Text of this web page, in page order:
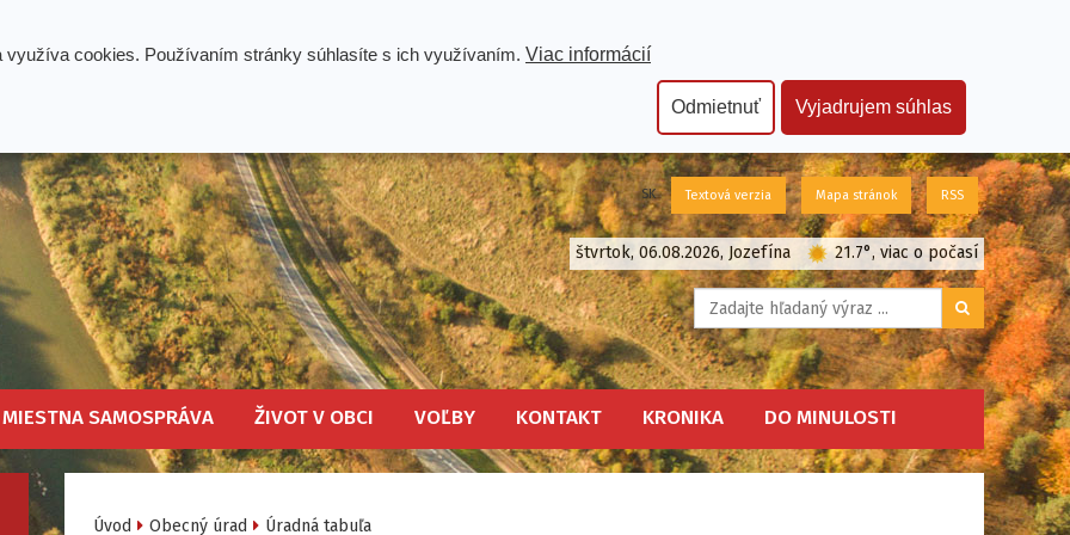
využíva cookies. Používaním stránky súhlasíte s ich využívaním. Viac informácií
Odmietnuť Vyjadrujem súhlas
SK Textová verzia Mapa stránok RSS
štvrtok, 06.08.2026, Jozefína 21.7°, viac o počasí
MIESTNA SAMOSPRÁVA ŽIVOT V OBCI VOĽBY KONTAKT KRONIKA DO MINULOSTI
Úvod Obecný úrad Úradná tabuľa